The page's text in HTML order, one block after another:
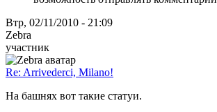
Втр, 02/11/2010 - 21:09
Zebra
участник
Re: Arrivederci, Milano!
На башнях вот такие статуи.